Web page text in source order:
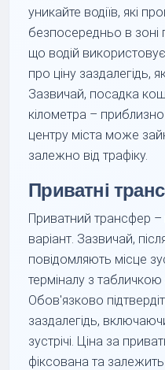
уникайте водіїв, які
безпосередньо в зоні
що водій
про ціну заздалегідь,
Зазвичай, посадка
кілометра –
центру міста може
залежно від трафіку.
Приватні
Приватний трансфер
варіант. Зазвичай,
повідомляють місце
терміналу з
Обов'язково
заздалегідь,
зустрічі. Ціна за
фіксована та